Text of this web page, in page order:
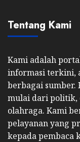
Tentang Kami
Kami adalah
informasi terkini,
berbagai
mulai dari politik,
olahraga. Kami
pelayanan yang
kepada pembaca